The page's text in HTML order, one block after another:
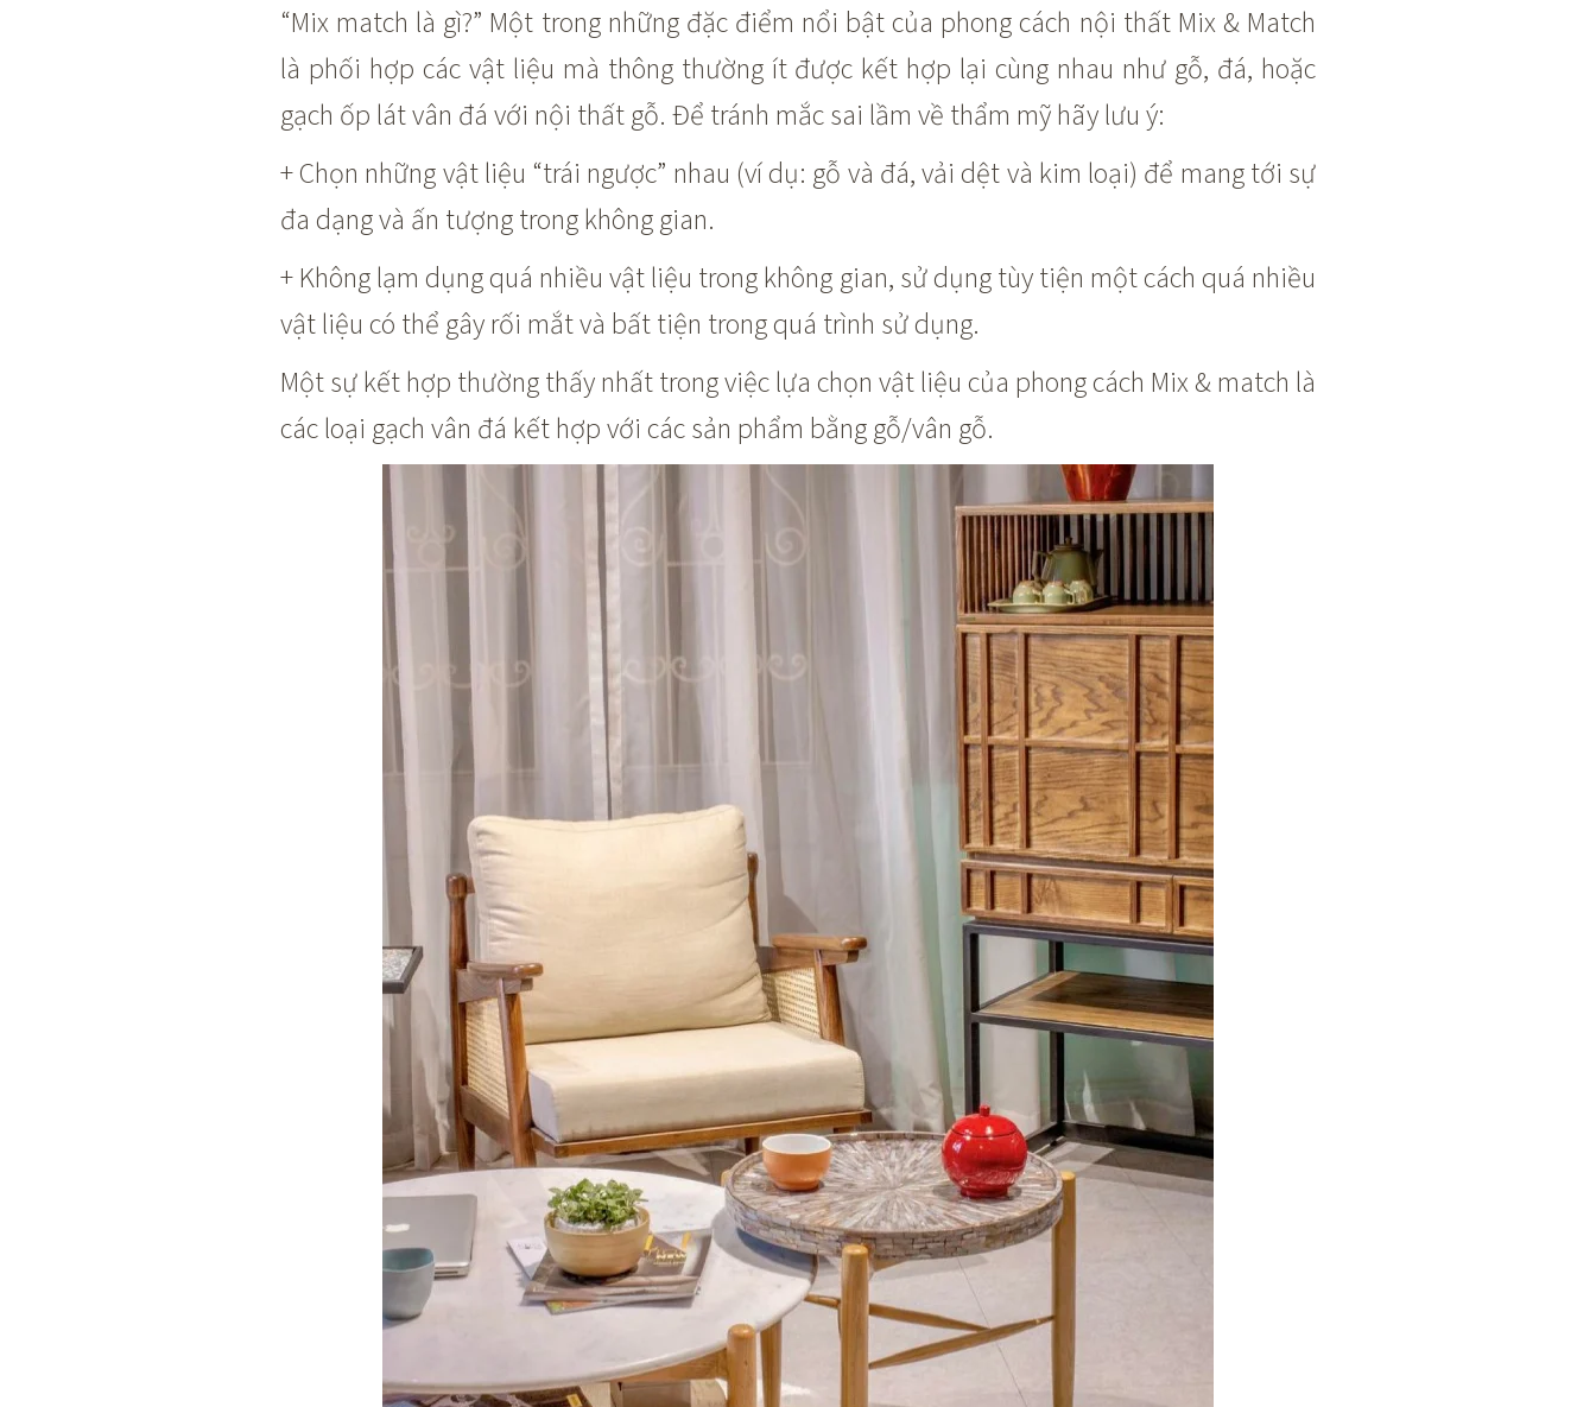
“Mix match là gì?” Một trong những đặc điểm nổi bật của phong cách nội thất Mix & Match
là phối hợp các vật liệu mà thông thường ít được kết hợp lại cùng nhau như gỗ, đá, hoặc
gạch ốp lát vân đá với nội thất gỗ. Để tránh mắc sai lầm về thẩm mỹ hãy lưu ý:
+ Chọn những vật liệu “trái ngược” nhau (ví dụ: gỗ và đá, vải dệt và kim loại) để mang tới sự
đa dạng và ấn tượng trong không gian.
+ Không lạm dụng quá nhiều vật liệu trong không gian, sử dụng tùy tiện một cách quá nhiều
vật liệu có thể gây rối mắt và bất tiện trong quá trình sử dụng.
Một sự kết hợp thường thấy nhất trong việc lựa chọn vật liệu của phong cách Mix & match là
các loại gạch vân đá kết hợp với các sản phẩm bằng gỗ/vân gỗ.